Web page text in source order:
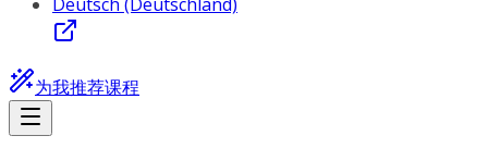
为我推荐课程